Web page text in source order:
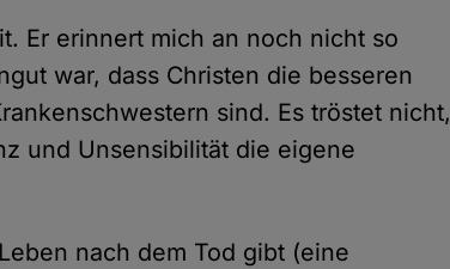
Er erinnert mich an noch nicht so
war, dass Christen die besseren
sind. Es tröstet nicht,
und Unsensibilität die eigene
nach dem Tod gibt (eine